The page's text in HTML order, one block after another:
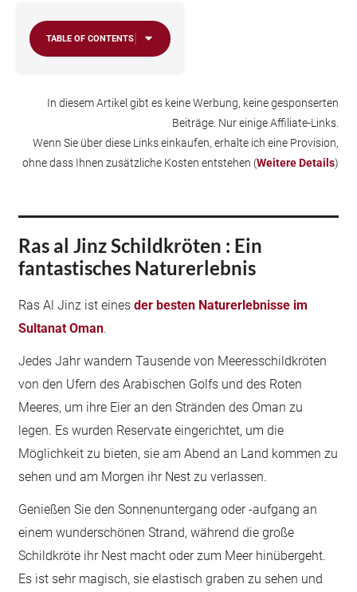
TABLE OF CONTENTS
In diesem Artikel gibt es keine Werbung, keine gesponserten
Beiträge. Nur einige Affiliate-Links.
Wenn Sie über diese Links einkaufen, erhalte ich eine Provision,
ohne dass Ihnen zusätzliche Kosten entstehen (Weitere Details)
Ras al Jinz Schildkröten : Ein
fantastisches Naturerlebnis
Ras Al Jinz ist einesder besten Naturerlebnisse im
Sultanat Oman.
Jedes Jahr wandern Tausende von Meeresschildkröten
von den Ufern des Arabischen Golfs und des Roten
Meeres, um ihre Eier an den Stränden des Oman zu
legen. Es wurden Reservate eingerichtet, um die
Möglichkeit zu bieten, sie am Abend an Land kommen zu
sehen und am Morgen ihr Nest zu verlassen.
Genießen Sie den Sonnenuntergang oder -aufgang an
einem wunderschönen Strand, während die große
Schildkröte ihr Nest macht oder zum Meer hinübergeht.
Es ist sehr magisch, sie elastisch graben zu sehen und